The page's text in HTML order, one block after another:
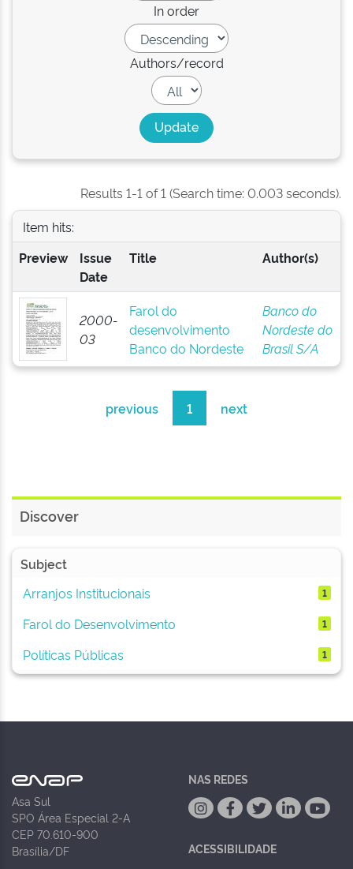
In order
Authors/record
Results 1-1 of 1 (Search time: 0.003 seconds).
Item hits:
Preview
Issue
Date
Title Author(s)
2000-
03
Farol do
desenvolvimento
Banco do Nordeste
Banco do
Nordeste do
Brasil S/A
previous 1 next
Discover
Subject
Arranjos Institucionais
1
Farol do Desenvolvimento 1
Políticas Públicas 1
Asa Sul
SPO Área Especial 2-A
CEP 70.610-900
Brasília/DF
NAS REDES
ACESSIBILIDADE